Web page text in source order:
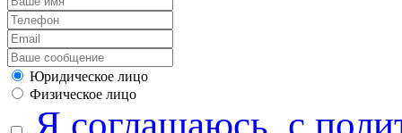
Юридическое лицо
Физическое лицо
Я соглашаюсь, с